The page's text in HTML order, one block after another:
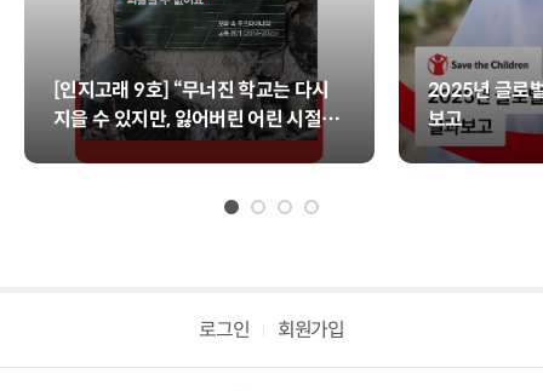
[인지고래 9호] “무너진 학교는 다시
지을 수 있지만, 잃어버린 어린 시절은
되돌릴 수 없어요”
2025년 글로
보고
로그인 회원가입